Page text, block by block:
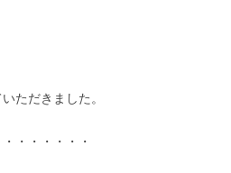
ただきました。
・・・・・・